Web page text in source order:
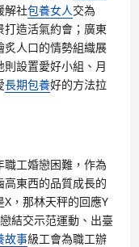
解社包養女人交為
打造活氣約會；廣東
炙人口的情勢組織展
設置愛好小組、月
長期包養好的方法拉
職工婚戀困難，作為
東西的品質成長的
，那林天秤的回應Y
結交示范運動、出臺
故事級工會為職工辦